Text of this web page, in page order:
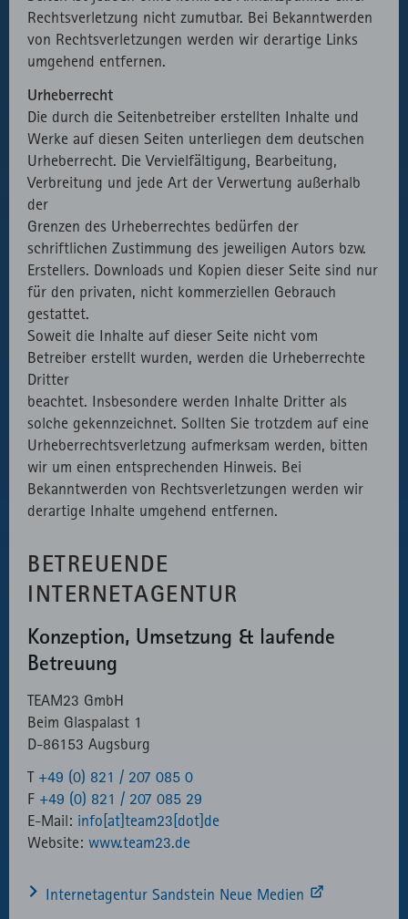
Rechtsverletzung nicht zumutbar. Bei Bekanntwerden
von Rechtsverletzungen werden wir derartige Links
umgehend entfernen.
Urheberrecht
Die durch die Seitenbetreiber erstellten Inhalte und
Werke auf diesen Seiten unterliegen dem deutschen
Urheberrecht. Die Vervielfältigung, Bearbeitung,
Verbreitung und jede Art der Verwertung außerhalb
der
Grenzen des Urheberrechtes bedürfen der
schriftlichen Zustimmung des jeweiligen Autors bzw.
Erstellers. Downloads und Kopien dieser Seite sind nur
für den privaten, nicht kommerziellen Gebrauch
gestattet.
Soweit die Inhalte auf dieser Seite nicht vom
Betreiber erstellt wurden, werden die Urheberrechte
Dritter
beachtet. Insbesondere werden Inhalte Dritter als
solche gekennzeichnet. Sollten Sie trotzdem auf eine
Urheberrechtsverletzung aufmerksam werden, bitten
wir um einen entsprechenden Hinweis. Bei
Bekanntwerden von Rechtsverletzungen werden wir
derartige Inhalte umgehend entfernen.
BETREUENDE
INTERNETAGENTUR
Konzeption, Umsetzung & laufende
Betreuung
TEAM23 GmbH
Beim Glaspalast 1
D-86153 Augsburg
T +49 (0) 821 / 207 085 0
F +49 (0) 821 / 207 085 29
E-Mail: info[at]team23[dot]de
Website: www.team23.de
Internetagentur Sandstein Neue Medien